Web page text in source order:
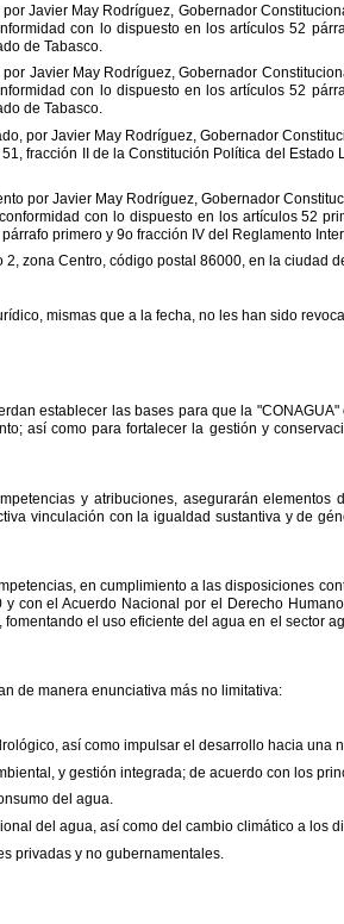
Javier May Rodríguez, Gobernador
con lo dispuesto en los artículos 52
de Tabasco.
Javier May Rodríguez, Gobernador
con lo dispuesto en los artículos 52
de Tabasco.
por Javier May Rodríguez, Gobernador
fracción II de la Constitución Política del Estado
por Javier May Rodríguez, Gobernador
con lo dispuesto en los artículos 52
párrafo primero y 9o fracción IV del Reglamento
2, zona Centro, código postal 86000, en la ciudad
mismas que a la fecha, no les han sido
establecer las bases para que la "CONAGUA"
así como para fortalecer la gestión y
y atribuciones, asegurarán elementos
vinculación con la igualdad sustantiva y de
en cumplimiento a las disposiciones
y con el Acuerdo Nacional por el Derecho Humano
fomentando el uso eficiente del agua en el sector
de manera enunciativa más no limitativa:
así como impulsar el desarrollo hacia una
y gestión integrada; de acuerdo con los
del agua.
del agua, así como del cambio climático a los
privadas y no gubernamentales.